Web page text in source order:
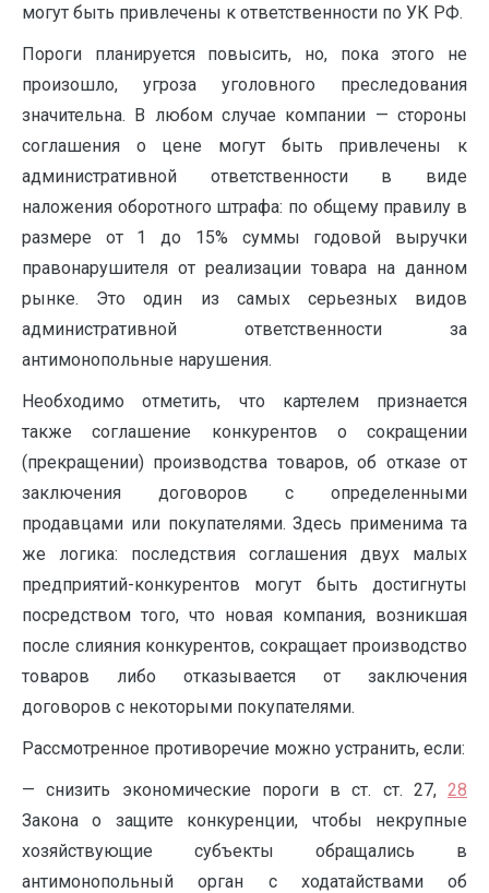
могут быть привлечены к ответственности по УК РФ.
Пороги планируется повысить, но, пока этого не
произошло, угроза уголовного преследования
значительна. В любом случае компании — стороны
соглашения о цене могут быть привлечены к
административной ответственности в виде
наложения оборотного штрафа: по общему правилу в
размере от 1 до 15% суммы годовой выручки
правонарушителя от реализации товара на данном
рынке. Это один из самых серьезных видов
административной ответственности за
антимонопольные нарушения.
Необходимо отметить, что картелем признается
также соглашение конкурентов о сокращении
(прекращении) производства товаров, об отказе от
заключения договоров с определенными
продавцами или покупателями. Здесь применима та
же логика: последствия соглашения двух малых
предприятий-конкурентов могут быть достигнуты
посредством того, что новая компания, возникшая
после слияния конкурентов, сокращает производство
товаров либо отказывается от заключения
договоров с некоторыми покупателями.
Рассмотренное противоречие можно устранить, если:
— снизить экономические пороги в ст. ст. 27, 28
Закона о защите конкуренции, чтобы некрупные
хозяйствующие субъекты обращались в
антимонопольный орган с ходатайствами об